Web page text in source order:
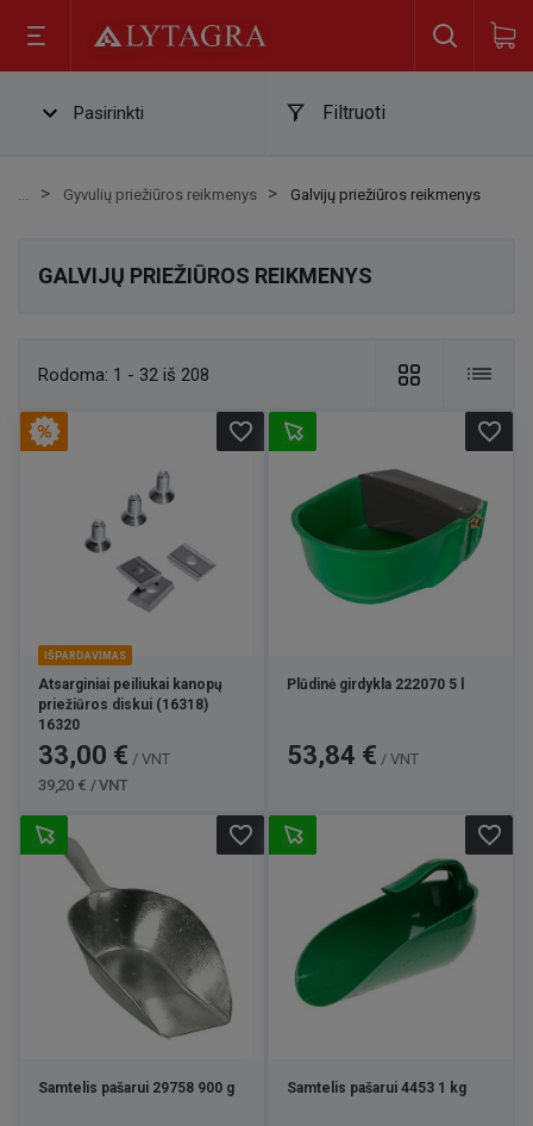
Pasirinkti Filtruoti
Gyvulių priežiūros reikmenys Galvijų priežiūros reikmenys
GALVIJŲ PRIEŽIŪROS REIKMENYS
Rodoma: 1 - 32 iš 208
IŠPARDAVIMAS
Atsarginiai peiliukai kanopų
priežiūros diskui (16318)
16320
Kaina
33,00 € / VNT
39,20 € / VNT
favorite_border
Plūdinė girdykla 222070 5 l
Kaina
53,84 € / VNT
favorite_border
Samtelis pašarui 29758 900 g
favorite_border
Samtelis pašarui 4453 1 kg
favorite_border